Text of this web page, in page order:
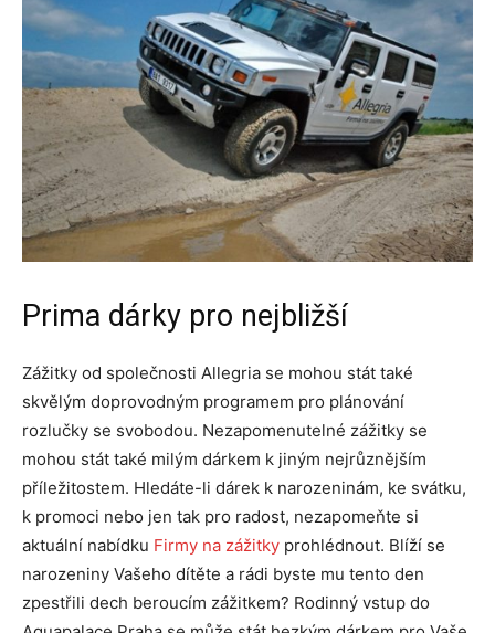
Prima dárky pro nejbližší
Zážitky od společnosti Allegria se mohou stát také
skvělým doprovodným programem pro plánování
rozlučky se svobodou. Nezapomenutelné zážitky se
mohou stát také milým dárkem k jiným nejrůznějším
příležitostem. Hledáte-li dárek k narozeninám, ke svátku,
k promoci nebo jen tak pro radost, nezapomeňte si
aktuální nabídku Firmy na zážitky prohlédnout. Blíží se
narozeniny Vašeho dítěte a rádi byste mu tento den
zpestřili dech beroucím zážitkem? Rodinný vstup do